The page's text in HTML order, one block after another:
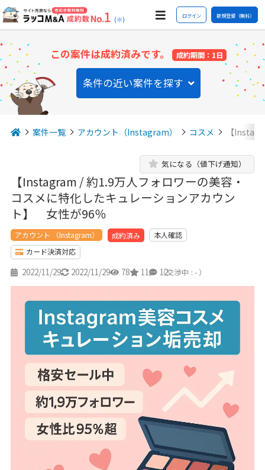
(※) ログイン 新規登録（無料）
この案件は成約済みです。 成約期間：1日
条件の近い案件を探す
案件一覧 アカウント（Instagram） コスメ 【
【Instagram / 約1.9万人フォロワーの美容・
コスメに特化したキュレーションアカウン
ト】 女性が96％
気になる（値下げ通知）
アカウント （Instagram） 成約済み
本人確認
カード決済対応
2022/11/29 2022/11/29 78 11 12
（交渉中 : - ）